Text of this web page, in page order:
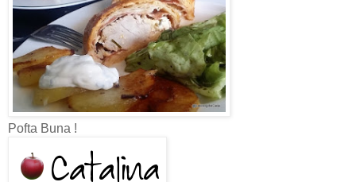
Pofta Buna !